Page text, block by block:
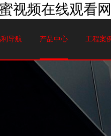
视频在线观看
导航 产品中心 工程案